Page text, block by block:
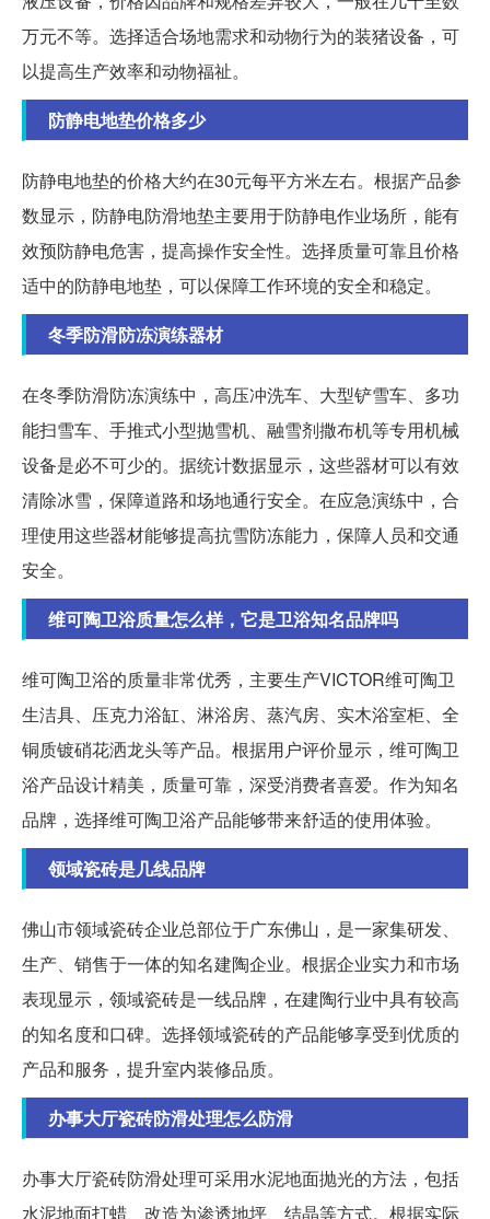
万元不等。选择适合场地需求和动物行为的装猪设备，可
以提高生产效率和动物福祉。
防静电地垫价格多少
防静电地垫的价格大约在30元每平方米左右。根据产品参
数显示，防静电防滑地垫主要用于防静电作业场所，能有
效预防静电危害，提高操作安全性。选择质量可靠且价格
适中的防静电地垫，可以保障工作环境的安全和稳定。
冬季防滑防冻演练器材
在冬季防滑防冻演练中，高压冲洗车、大型铲雪车、多功
能扫雪车、手推式小型抛雪机、融雪剂撒布机等专用机械
设备是必不可少的。据统计数据显示，这些器材可以有效
清除冰雪，保障道路和场地通行安全。在应急演练中，合
理使用这些器材能够提高抗雪防冻能力，保障人员和交通
安全。
维可陶卫浴质量怎么样，它是卫浴知名品牌吗
维可陶卫浴的质量非常优秀，主要生产VICTOR维可陶卫
生洁具、压克力浴缸、淋浴房、蒸汽房、实木浴室柜、全
铜质镀硝花洒龙头等产品。根据用户评价显示，维可陶卫
浴产品设计精美，质量可靠，深受消费者喜爱。作为知名
品牌，选择维可陶卫浴产品能够带来舒适的使用体验。
领域瓷砖是几线品牌
佛山市领域瓷砖企业总部位于广东佛山，是一家集研发、
生产、销售于一体的知名建陶企业。根据企业实力和市场
表现显示，领域瓷砖是一线品牌，在建陶行业中具有较高
的知名度和口碑。选择领域瓷砖的产品能够享受到优质的
产品和服务，提升室内装修品质。
办事大厅瓷砖防滑处理怎么防滑
办事大厅瓷砖防滑处理可采用水泥地面抛光的方法，包括
水泥地面打蜡、改造为渗透地坪、结晶等方式。根据实际